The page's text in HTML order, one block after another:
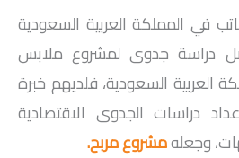
في المملكة العربية السعودية
دراسة جدوى لمشروع ملابس
العربية السعودية، فلديهم خبرة
في إعداد دراسات الجدوى الاقتصادية
وجعلهمشروع مربح.